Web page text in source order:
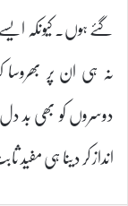
گئے ہوں۔ کیونکہ
نہ ہی ان پر
دوسروں کو بھی بد
انداز کر دینا ہی